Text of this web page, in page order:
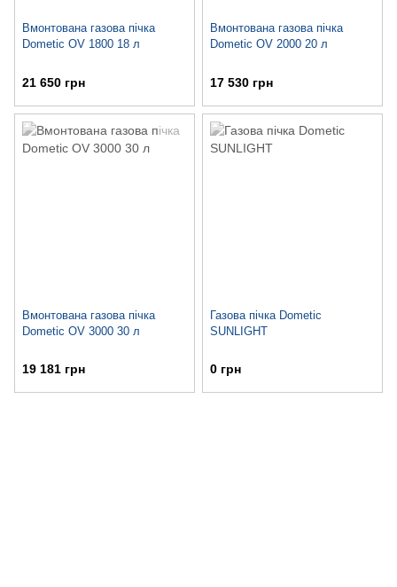
Вмонтована газова пічка
Dometic OV 1800 18 л
21 650 грн
Вмонтована газова пічка
Dometic OV 2000 20 л
17 530 грн
Вмонтована газова пічка
Dometic OV 3000 30 л
19 181 грн
Газова пічка Dometic
SUNLIGHT
0 грн